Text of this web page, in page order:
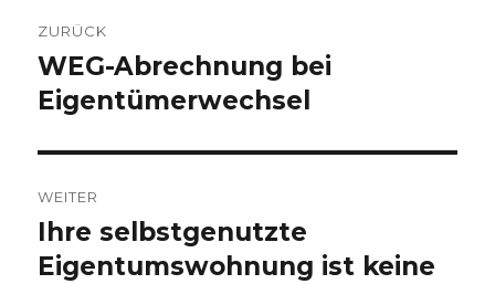
ZURÜCK
Vorheriger
Beitrag:
WEG-Abrechnung bei
Eigentümerwechsel
WEITER
Nächster
Beitrag:
Ihre selbstgenutzte
Eigentumswohnung ist keine